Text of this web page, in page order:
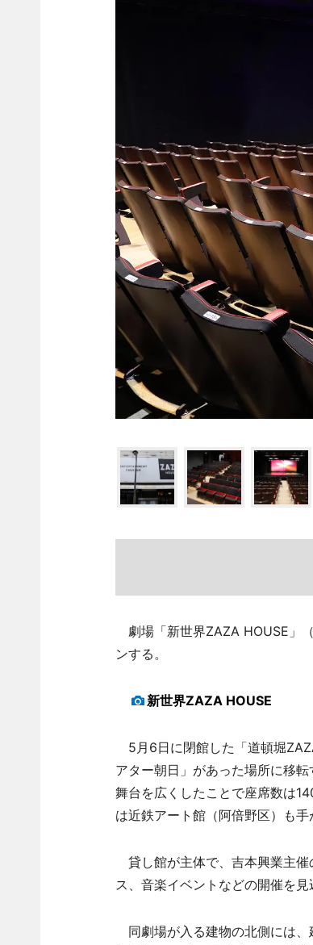
劇場「新世界ZAZA HOUSE」
ンする。
新世界ZAZA HOUSE
5月6日に閉館した「道頓堀
アター朝日」があった場所に移
舞台を広くしたことで座席数は
は近鉄アート館（阿倍野区）も手
貸し館が主体で、吉本興業主催
ス、音楽イベントなどの開催を見
同劇場が入る建物の北側には、